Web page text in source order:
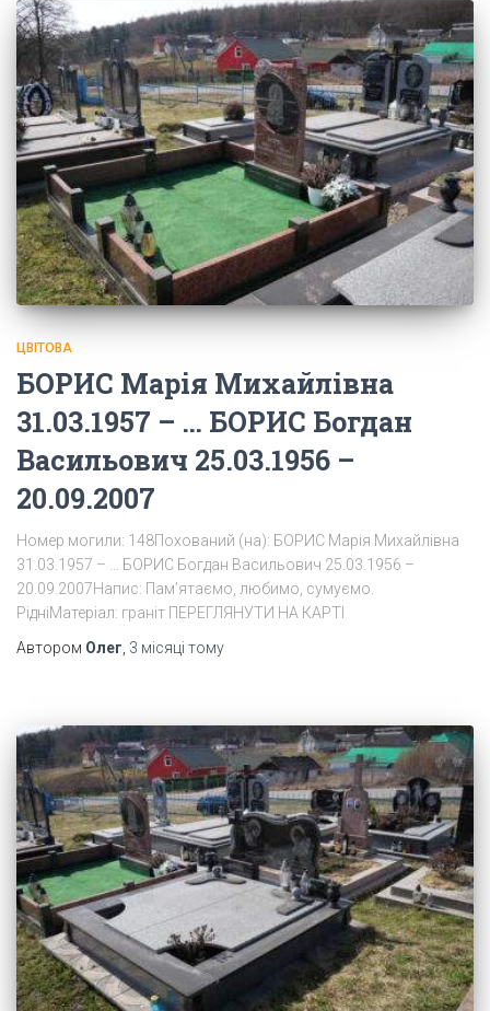
ЦВІТОВА
БОРИС Марія Михайлівна
31.03.1957 – … БОРИС Богдан
Васильович 25.03.1956 –
20.09.2007
Номер могили: 148Похований (на): БОРИС Марія Михайлівна
31.03.1957 – … БОРИС Богдан Васильович 25.03.1956 –
20.09.2007Напис: Пам’ятаємо, любимо, сумуємо.
РідніМатеріал: граніт ПЕРЕГЛЯНУТИ НА КАРТІ
Автором Олег 3 місяці тому